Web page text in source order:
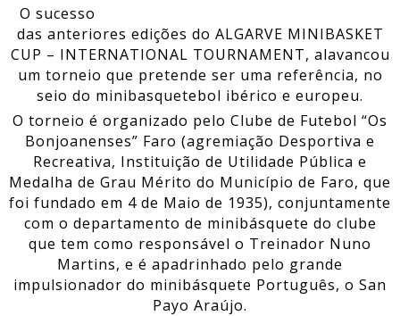
O sucesso
das anteriores edições do ALGARVE MINIBASKET
CUP – INTERNATIONAL TOURNAMENT, alavancou
um torneio que pretende ser uma referência, no
seio do minibasquetebol ibérico e europeu.
O torneio é organizado pelo Clube de Futebol “Os
Bonjoanenses” Faro (agremiação Desportiva e
Recreativa, Instituição de Utilidade Pública e
Medalha de Grau Mérito do Município de Faro, que
foi fundado em 4 de Maio de 1935), conjuntamente
com o departamento de minibásquete do clube
que tem como responsável o Treinador Nuno
Martins, e é apadrinhado pelo grande
impulsionador do minibásquete Português, o San
Payo Araújo.